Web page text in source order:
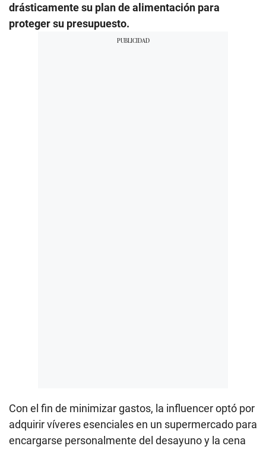
drásticamente su plan de alimentación para
proteger su presupuesto.
Con el fin de minimizar gastos, la influencer optó por
adquirir víveres esenciales en un supermercado para
encargarse personalmente del desayuno y la cena